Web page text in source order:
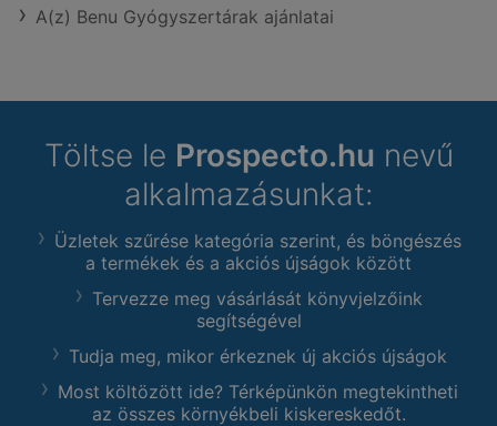
A(z) Benu Gyógyszertárak ajánlatai
Töltse le Prospecto.hu nevű
alkalmazásunkat:
Üzletek szűrése kategória szerint, és böngészés
a termékek és a akciós újságok között
Tervezze meg vásárlását könyvjelzőink
segítségével
Tudja meg, mikor érkeznek új akciós újságok
Most költözött ide? Térképünkön megtekintheti
az összes környékbeli kiskereskedőt.